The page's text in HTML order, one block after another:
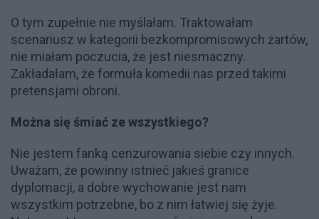
O tym zupełnie nie myślałam. Traktowałam
scenariusz w kategorii bezkompromisowych żartów,
nie miałam poczucia, że jest niesmaczny.
Zakładałam, że formuła komedii nas przed takimi
pretensjami obroni.
Można się śmiać ze wszystkiego?
Nie jestem fanką cenzurowania siebie czy innych.
Uważam, że powinny istnieć jakieś granice
dyplomacji, a dobre wychowanie jest nam
wszystkim potrzebne, bo z nim łatwiej się żyje.